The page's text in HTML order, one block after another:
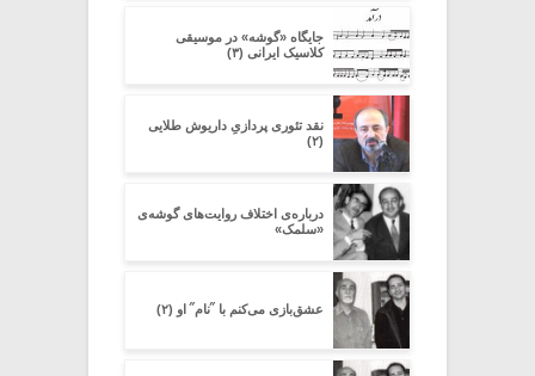
جایگاه «گوشه» در موسیقی
کلاسیک ایرانی (۳)
نقد تئوری پردازیِ داریوش طلایی
(۲)
درباره‌ی اختلاف روایت‌های گوشه‌ی
«سلمک»
عشق‌بازی می‌کنم با ˝نام˝ او (۲)